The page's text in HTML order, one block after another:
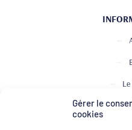
Gérer le
cookies
Club